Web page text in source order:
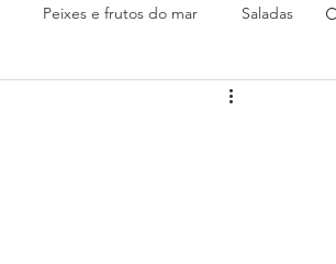
Peixes e frutos do mar Saladas